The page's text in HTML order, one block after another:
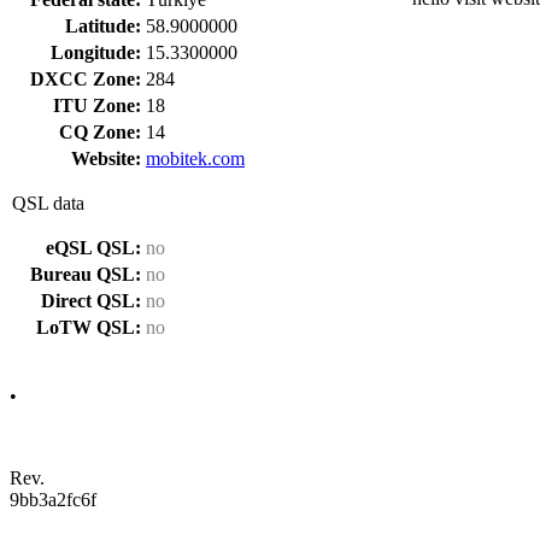
Latitude: 58.9000000
Longitude: 15.3300000
DXCC Zone: 284
ITU Zone: 18
CQ Zone: 14
Website: mobitek.com
QSL data
eQSL QSL: no
Bureau QSL: no
Direct QSL: no
LoTW QSL: no
•
Rev.
9bb3a2fc6f